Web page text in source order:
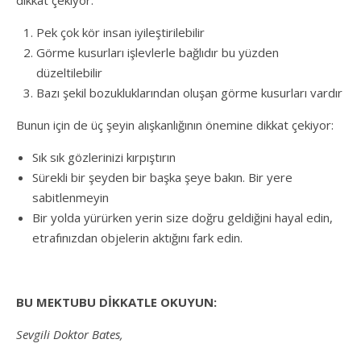
Pek çok kör insan iyileştirilebilir
Görme kusurları işlevlerle bağlıdır bu yüzden
düzeltilebilir
Bazı şekil bozukluklarından oluşan görme kusurları vardır
Bunun için de üç şeyin alışkanlığının önemine dikkat çekiyor:
Sık sık gözlerinizi kırpıştırın
Sürekli bir şeyden bir başka şeye bakın. Bir yere
sabitlenmeyin
Bir yolda yürürken yerin size doğru geldiğini hayal edin,
etrafınızdan objelerin aktığını fark edin.
BU MEKTUBU DİKKATLE OKUYUN:
Sevgili Doktor Bates,